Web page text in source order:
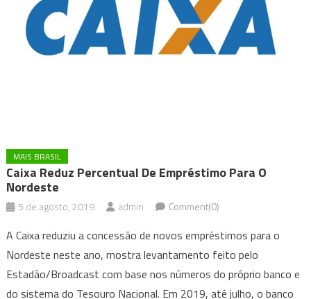
MAIS BRASIL
Caixa Reduz Percentual De Empréstimo Para O
Nordeste
5 de agosto, 2019 admin Comment(0)
A Caixa reduziu a concessão de novos empréstimos para o
Nordeste neste ano, mostra levantamento feito pelo
Estadão/Broadcast com base nos números do próprio banco e
do sistema do Tesouro Nacional. Em 2019, até julho, o banco